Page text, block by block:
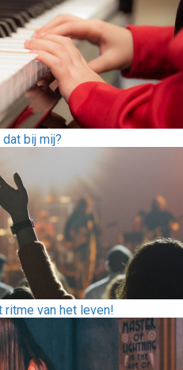
bij mij?
ritme van het leven!